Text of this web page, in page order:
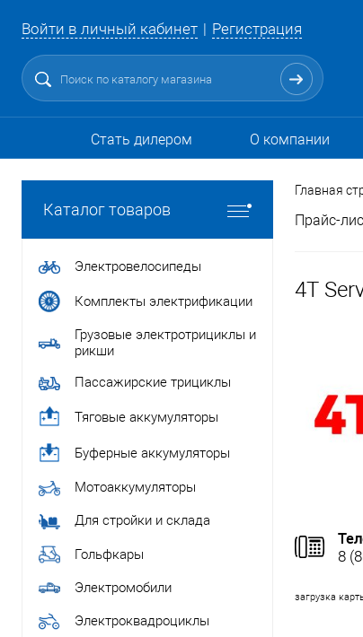
Войти в личный кабинет Регистрация
Стать дилером О компании
Каталог товаров
Электровелосипеды
Комплекты электрификации
Грузовые электротрициклы и
рикши
Пассажирские трициклы
Тяговые аккумуляторы
Буферные аккумуляторы
Мотоаккумуляторы
Для стройки и склада
Гольфкары
Электромобили
Электроквадроциклы
Главная
Прайс-
4T
8
загрузка